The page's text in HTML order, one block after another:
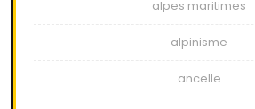
alpes maritimes
alpinisme
ancelle